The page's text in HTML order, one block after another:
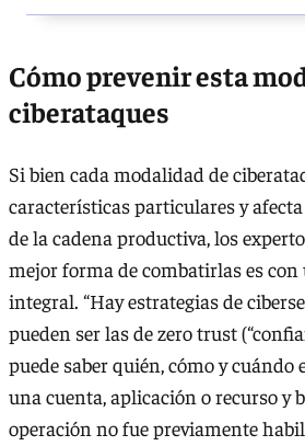
Cómo prevenir esta
ciberataques
Si bien cada modalidad de
características particulares y
de la cadena productiva, los
mejor forma de combatirlas es con
integral. “Hay estrategias de
pueden ser las de zero trust
puede saber quién, cómo y cuándo
una cuenta, aplicación o recurso y
operación no fue previamente